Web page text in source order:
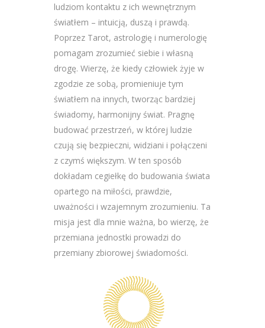
ludziom kontaktu z ich wewnętrznym
światłem – intuicją, duszą i prawdą.
Poprzez Tarot, astrologię i numerologię
pomagam zrozumieć siebie i własną
drogę. Wierzę, że kiedy człowiek żyje w
zgodzie ze sobą, promieniuje tym
światłem na innych, tworząc bardziej
świadomy, harmonijny świat. Pragnę
budować przestrzeń, w której ludzie
czują się bezpieczni, widziani i połączeni
z czymś większym. W ten sposób
dokładam cegiełkę do budowania świata
opartego na miłości, prawdzie,
uważności i wzajemnym zrozumieniu. Ta
misja jest dla mnie ważna, bo wierzę, że
przemiana jednostki prowadzi do
przemiany zbiorowej świadomości.